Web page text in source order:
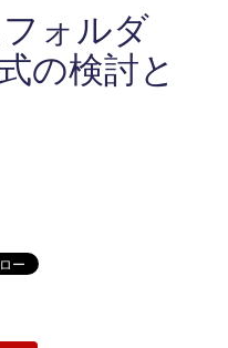
ォルダ
の検討と